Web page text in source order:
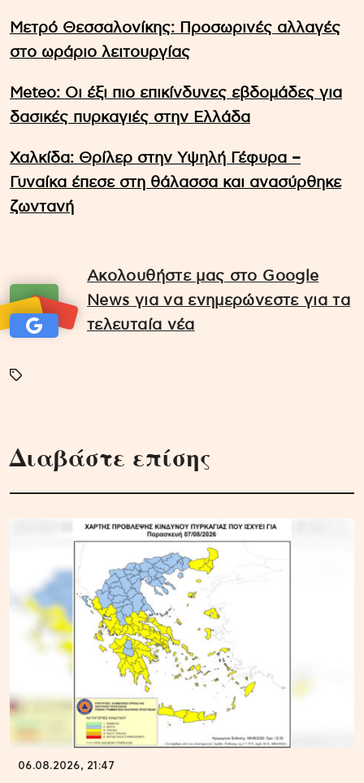
Μετρό Θεσσαλονίκης: Προσωρινές αλλαγές
στο ωράριο λειτουργίας
Meteo: Οι έξι πιο επικίνδυνες εβδομάδες για
δασικές πυρκαγιές στην Ελλάδα
Χαλκίδα: Θρίλερ στην Υψηλή Γέφυρα –
Γυναίκα έπεσε στη θάλασσα και ανασύρθηκε
ζωντανή
Ακολουθήστε μας στο Google
News για να ενημερώνεστε για τα
τελευταία νέα
Διαβάστε επίσης
06.08.2026, 21:47